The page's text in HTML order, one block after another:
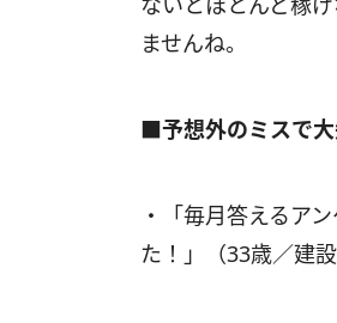
ませんね。
■予想外のミスで大
・「毎月答えるア
た！」（33歳／建